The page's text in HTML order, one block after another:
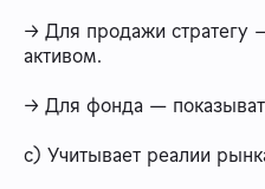
→ Для продажи стратегу
активом.
→ Для фонда —
c) Учитывает реалии